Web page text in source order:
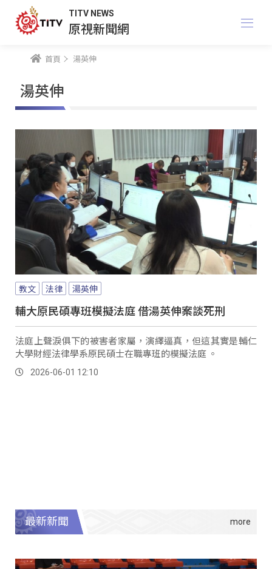
TITV NEWS
原視新聞網
首頁 湯英伸
湯英伸
教文 法律 湯英伸
輔大原民碩專班模擬法庭 借湯英伸案談死刑
法庭上聲淚俱下的被害者家屬，演繹逼真，但這其實是輔仁
大學財經法律學系原民碩士在職專班的模擬法庭 。
2026-06-01 12:10
最新新聞